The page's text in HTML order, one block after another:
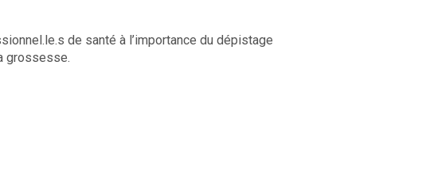
de santé à l’importance du dépistage
grossesse.